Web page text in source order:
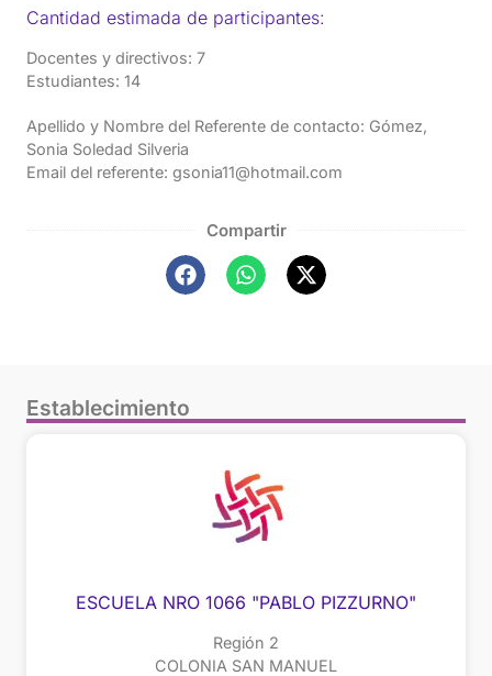
Cantidad estimada de participantes:
Docentes y directivos: 7
Estudiantes: 14
Apellido y Nombre del Referente de contacto: Gómez,
Sonia Soledad Silveria
Email del referente: gsonia11@hotmail.com
Compartir
Establecimiento
ESCUELA NRO 1066 "PABLO PIZZURNO"
Región 2
COLONIA SAN MANUEL